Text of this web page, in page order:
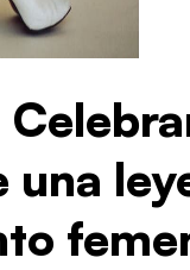
una